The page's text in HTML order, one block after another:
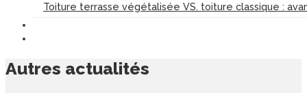
Toiture terrasse végétalisée VS. toiture classique :
Autres actualités